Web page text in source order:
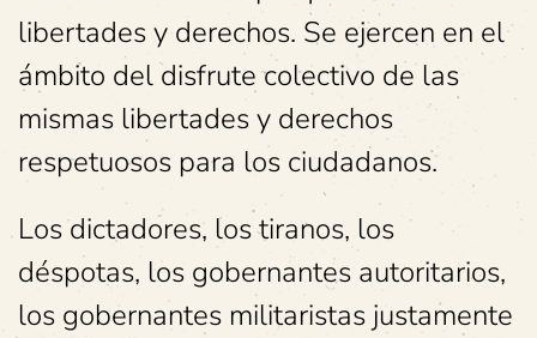
libertades y derechos. Se ejercen en el
ámbito del disfrute colectivo de las
mismas libertades y derechos
respetuosos para los ciudadanos.
Los dictadores, los tiranos, los
déspotas, los gobernantes autoritarios,
los gobernantes militaristas justamente